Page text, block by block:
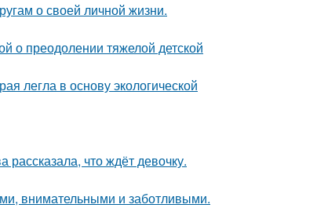
о своей личной жизни.
о преодолении тяжелой детской
легла в основу экологической
что ждёт девочку.
внимательными и заботливыми.